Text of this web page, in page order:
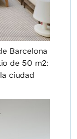
Barcelona
de 50 m2:
ciudad